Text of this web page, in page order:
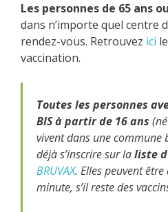
Les personnes de 65 ans
dans n’importe quel centre
rendez-vous. Retrouvez ici
vaccination.
Toutes les personnes
BIS à partir de 16 ans
vivent dans une commune
déjà s’inscrire sur laliste
BRUVAX. Elles peuvent
minute, s’il reste des